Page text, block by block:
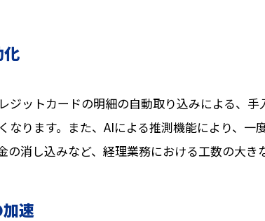
ジットカードの明細の自動取り込みによる、
なります。また、AIによる推測機能により、
消し込みなど、経理業務における工数の大き
速